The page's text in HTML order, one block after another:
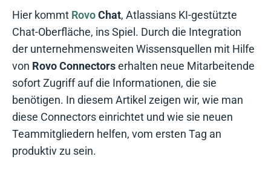
Hier kommt RovoChat, Atlassians KI-gestützte
Chat-Oberfläche, ins Spiel. Durch die Integration
der unternehmensweiten Wissensquellen mit Hilfe
von Rovo Connectorserhalten neue Mitarbeitende
sofort Zugriff auf die Informationen, die sie
benötigen. In diesem Artikel zeigen wir, wie man
diese Connectors einrichtet und wie sie neuen
Teammitgliedern helfen, vom ersten Tag an
produktiv zu sein.